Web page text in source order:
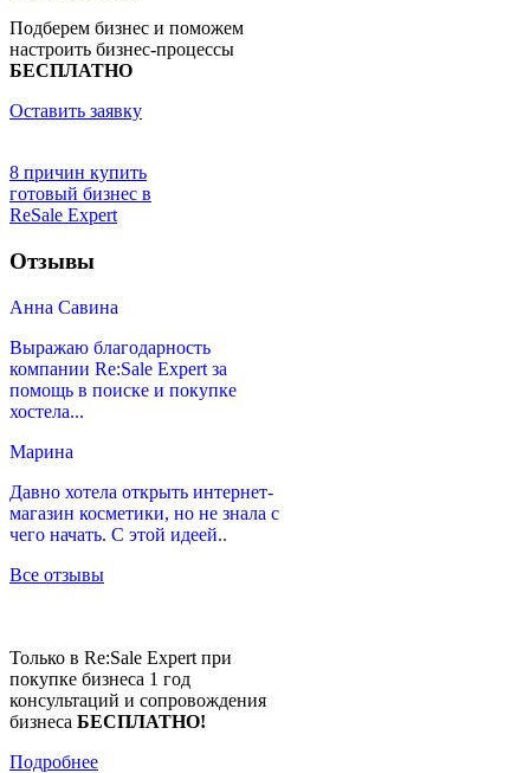
Подберем бизнес и поможем
настроить бизнес-процессы
БЕСПЛАТНО
Оставить заявку
8 причин купить
готовый бизнес в
ReSale Expert
Отзывы
Анна Савина
Выражаю благодарность
компании Re:Sale Expert за
помощь в поиске и покупке
хостела...
Марина
Давно хотела открыть интернет-
магазин косметики, но не знала с
чего начать. С этой идеей..
Все отзывы
Только в Re:Sale Expert при
покупке бизнеса 1 год
консультаций и сопровождения
бизнеса БЕСПЛАТНО!
Подробнее